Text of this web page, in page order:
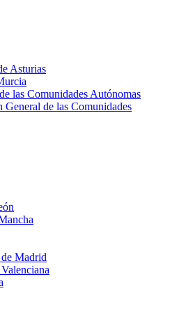
Asturias
las Comunidades Autónomas
de las Comunidades
Madrid